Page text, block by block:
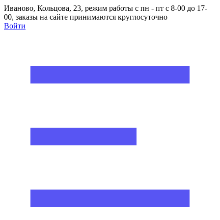
Иваново, Кольцова, 23, режим работы с пн - пт с 8-00 до 17-
00, заказы на сайте принимаются круглосуточно
Войти